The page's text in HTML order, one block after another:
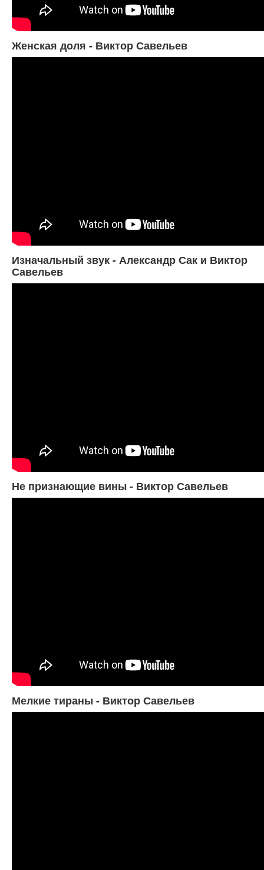
Женская доля - Виктор Савельев
Изначальный звук - Александр Сак и Виктор
Савельев
Не признающие вины - Виктор Савельев
Мелкие тираны - Виктор Савельев